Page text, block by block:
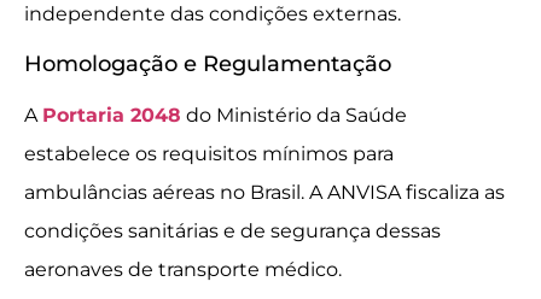
independente das condições externas.
Homologação e Regulamentação
A Portaria 2048 do Ministério da Saúde
estabelece os requisitos mínimos para
ambulâncias aéreas no Brasil. A ANVISA fiscaliza as
condições sanitárias e de segurança dessas
aeronaves de transporte médico.